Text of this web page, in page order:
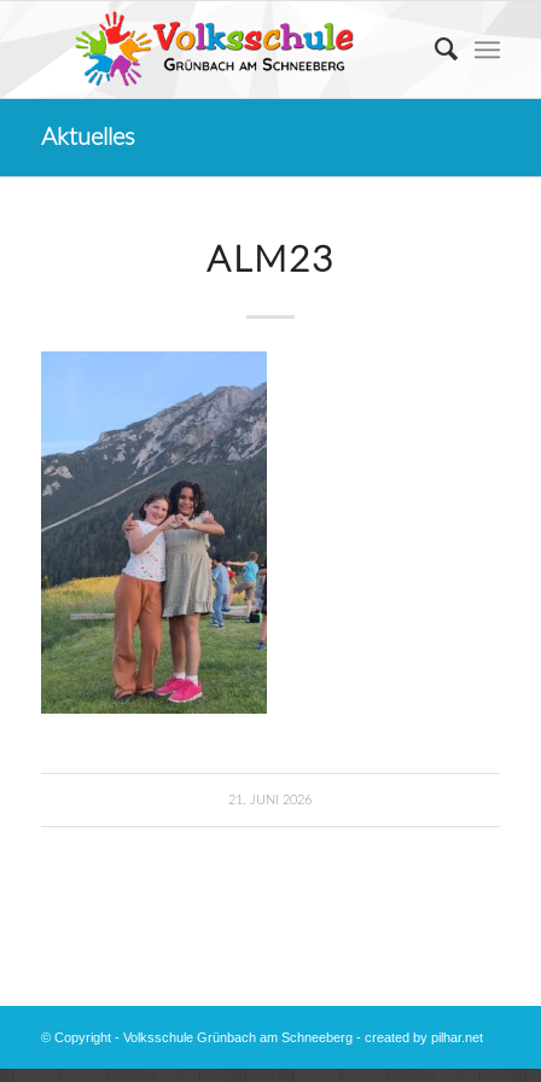
Aktuelles
ALM23
21. JUNI 2026
© Copyright - Volksschule Grünbach am Schneeberg - created by pilhar.net